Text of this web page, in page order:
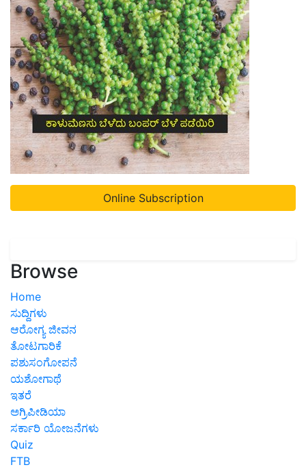
Online Subscription
Browse
Home
ಸುದ್ದಿಗಳು
ಆರೋಗ್ಯ ಜೀವನ
ತೋಟಗಾರಿಕೆ
ಪಶುಸಂಗೋಪನೆ
ಯಶೋಗಾಥೆ
ಇತರೆ
ಅಗ್ರಿಪೀಡಿಯಾ
ಸರ್ಕಾರಿ ಯೋಜನೆಗಳು
Quiz
FTB